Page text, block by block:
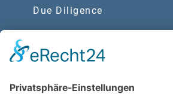
Due Diligence
Synergien
Rechtsberatung